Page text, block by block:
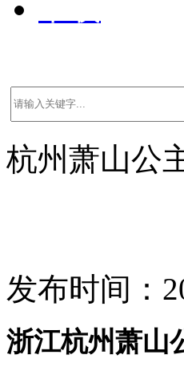
杭州萧山公
发布时间：
浙江杭州萧山